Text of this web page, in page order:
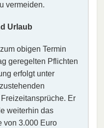
vermeiden.
Urlaub
obigen Termin
geregelten Pflichten
erfolgt unter
Er
weiterhin das
von 3.000 Euro